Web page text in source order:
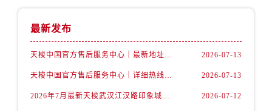
北京市朝阳区建国门外大街甲6号华熙国际中心D座11层1102室售后服务中心（需提前预约）
北京市东城区东长安街1号王府井东方广场W3座6层602室售后服务中心（需提前预约）
最新发布
2026-07-13
2026-07-13
2026-07-12